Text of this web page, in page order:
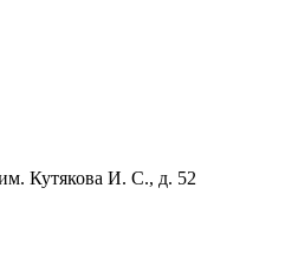
Кутякова И. С., д. 52